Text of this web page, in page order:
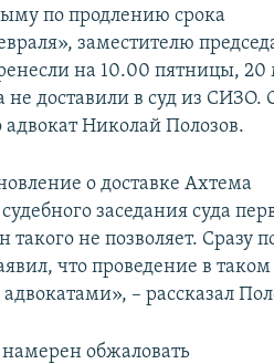
по продлению срока
заместителю
на 10.00 пятницы, 20
не доставили в суд из СИЗО.
адвокат Николай Полозов.
о доставке Ахтема
заседания суда
не позволяет. Сразу
что проведение в таком
– рассказал
обжаловать